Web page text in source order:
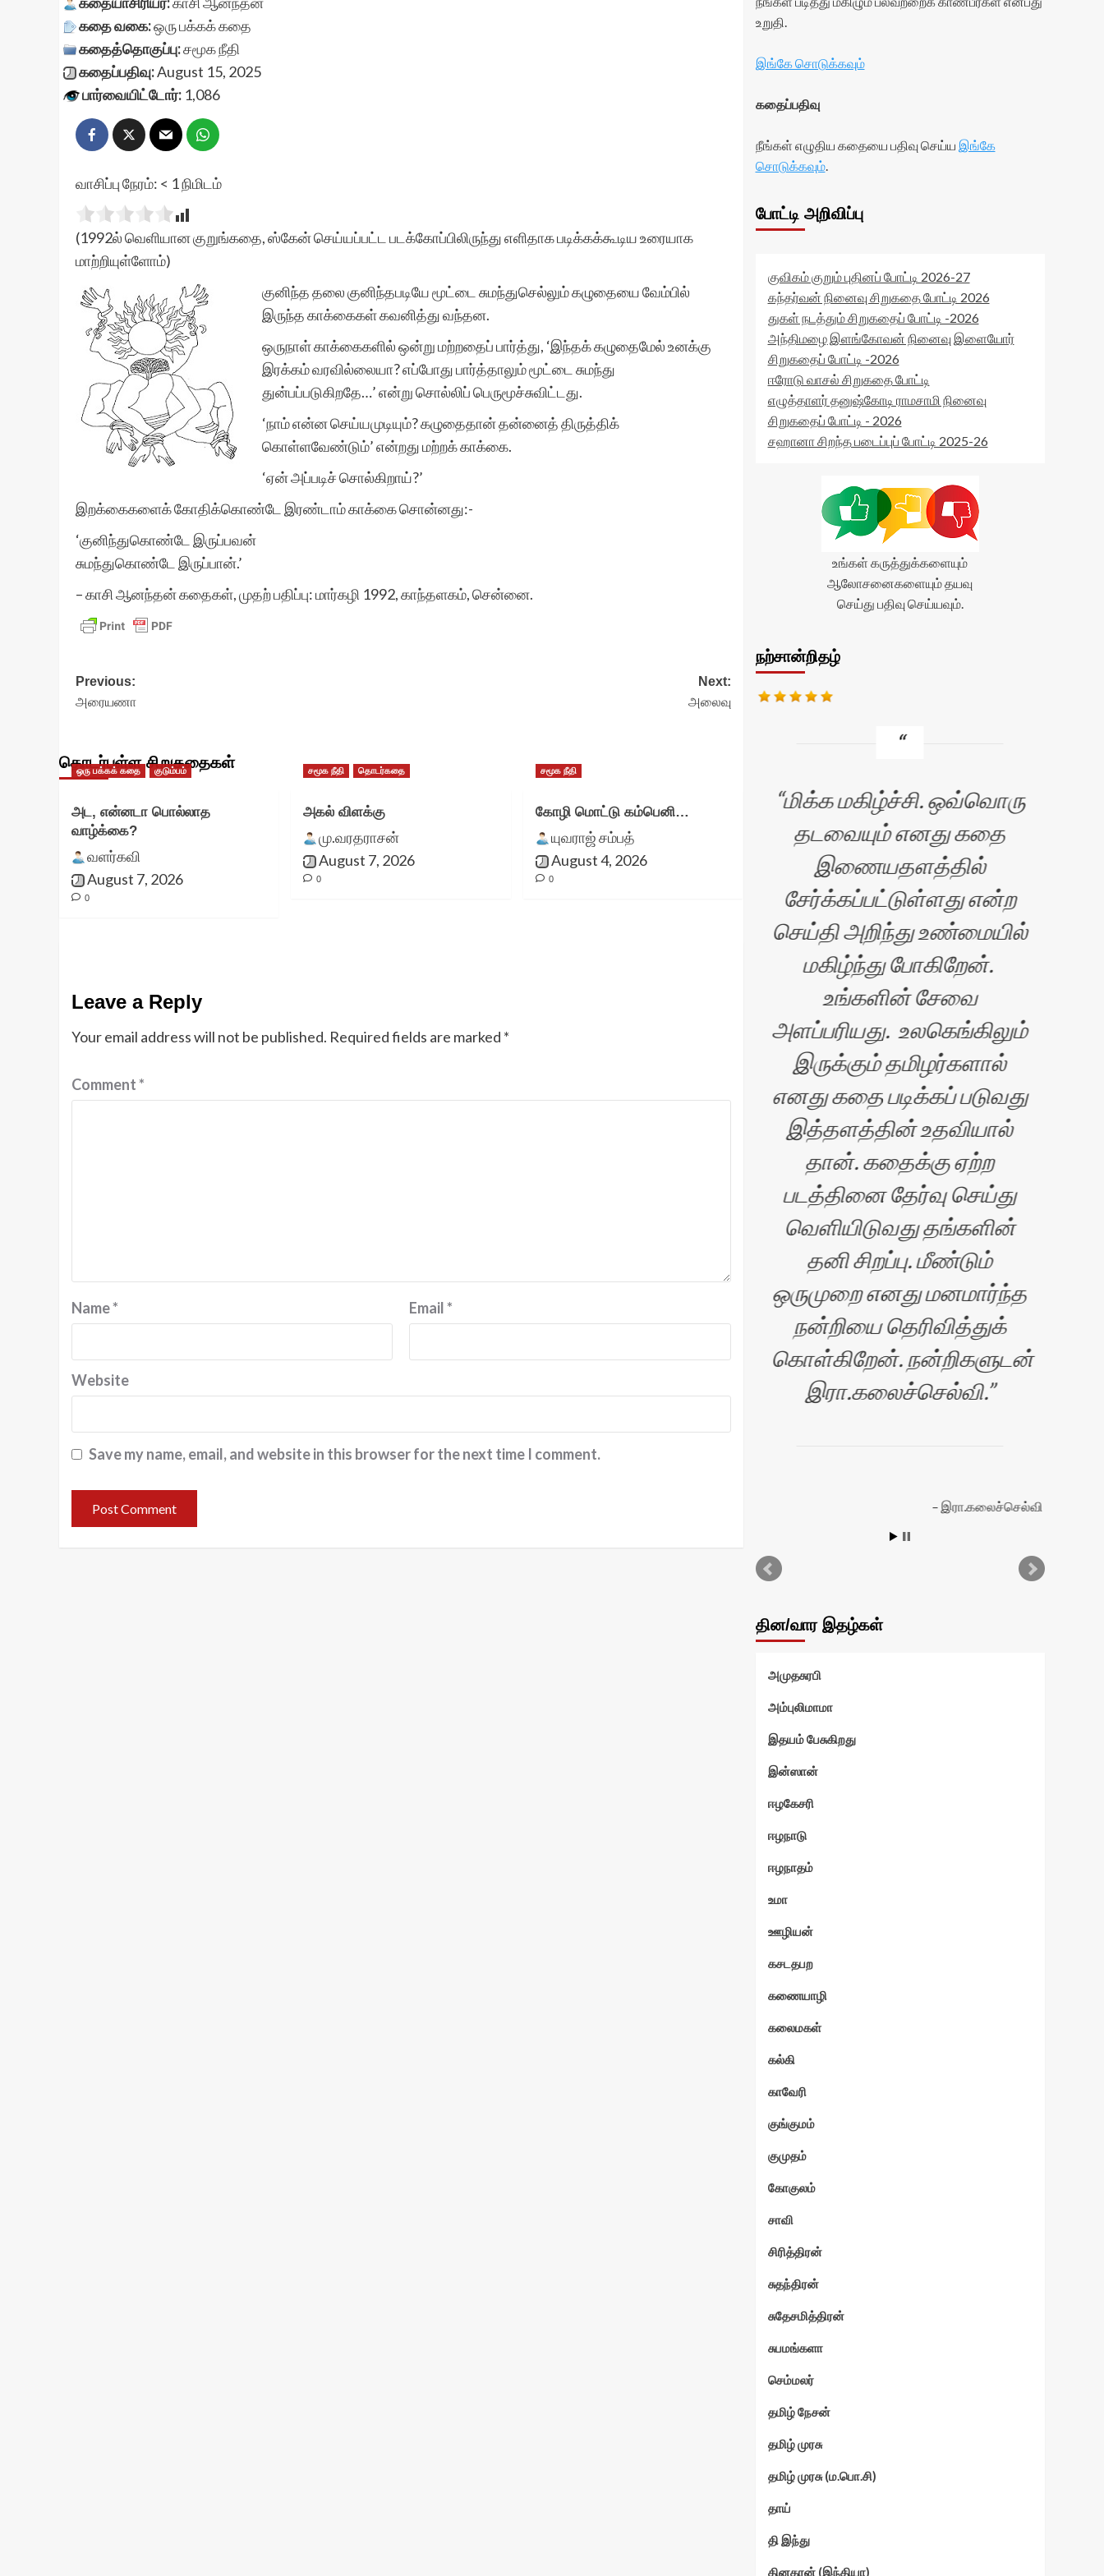
கதை வகை:ஒரு பக்கக் கதை
கதைத்தொகுப்பு:சமூக நீதி
கதைப்பதிவு:August 15, 2025
பார்வையிட்டோர்: 1,086
வாசிப்பு நேரம்: < 1நிமிடம்
(1992ல் வெளியான குறுங்கதை, ஸ்கேன் செய்யப்பட்ட படக்கோப்பிலிருந்து எளிதாக படிக்கக்கூடிய உரையாக
மாற்றியுள்ளோம்)
குனிந்த தலை குனிந்தபடியே மூட்டை சுமந்துசெல்லும் கழுதையை வேம்பில்
இருந்த காக்கைகள் கவனித்து வந்தன.
ஒருநாள் காக்கைகளில் ஒன்று மற்றதைப் பார்த்து, ‘இந்தக் கழுதைமேல் உனக்கு
இரக்கம் வரவில்லையா? எப்போது பார்த்தாலும் மூட்டை சுமந்து
துன்பப்படுகிறதே…’ என்று சொல்லிப் பெருமூச்சுவிட்டது.
‘நாம் என்ன செய்யமுடியும்? கழுதைதான் தன்னைத் திருத்திக்
கொள்ளவேண்டும்’ என்றது மற்றக் காக்கை.
‘ஏன் அப்படிச் சொல்கிறாய்?’
இறக்கைகளைக் கோதிக்கொண்டே இரண்டாம் காக்கை சொன்னது:-
‘குனிந்துகொண்டே இருப்பவன்
சுமந்துகொண்டே இருப்பான்.’
– காசி ஆனந்தன் கதைகள், முதற் பதிப்பு: மார்கழி 1992, காந்தளகம், சென்னை.
Post
navigation
Previous:
அரையணா
Next:
அலைவு
தொடர்புள்ள சிறுகதைகள்
ஒரு பக்கக் கதை குடும்பம்
அட, என்னடா பொல்லாத
வாழ்க்கை?
வளர்கவி
August 7, 2026
0
சமூக நீதி தொடர்கதை
அகல் விளக்கு
மு.வரதராசன்
August 7, 2026
0
சமூக நீதி
கோழி மொட்டு கம்பெனி…
யுவராஜ் சம்பத்
August 4, 2026
0
Leave a Reply
Your email address will not be published. Required fields are marked *
Comment*
Name* Email*
Website
Save my name, email, and website in this browser for the next time I comment.
உறுதி.
இங்கே சொடுக்கவும்
கதைப்பதிவு
நீங்கள் எழுதிய கதையை பதிவு செய்ய இங்கே
சொடுக்கவும்.
போட்டி அறிவிப்பு
குவிகம் குறும் புதினப் போட்டி 2026-27
கந்தர்வன் நினைவு சிறுகதை போட்டி 2026
துகள் நடத்தும் சிறுகதைப் போட்டி -2026
அந்திமழை இளங்கோவன் நினைவு இளையோர்
சிறுகதைப் போட்டி -2026
ஈரோடு வாசல் சிறுகதை போட்டி
எழுத்தாளர் தனுஷ்கோடி ராமசாமி நினைவு
சிறுகதைப் போட்டி - 2026
சஹானா சிறந்த படைப்புப் போட்டி 2025-26
உங்கள் கருத்துக்களையும்
ஆலோசனைகளையும் தயவு
செய்து பதிவு செய்யவும்.
நற்சான்றிதழ்
சிறுகதைகள் மிக
அருமையான தளமாக
உள்ளது. கமல்ஹாசனின்
மிக்க மகிழ்ச்சி. ஒவ்வொரு
தடவையும் எனது கதை
இணையதளத்தில்
சேர்க்கப்பட்டுள்ளது என்ற
செய்தி அறிந்து உண்மையில்
மகிழ்ந்து போகிறேன்.
உங்களின் சேவை
அளப்பரியது. உலகெங்கிலும்
இருக்கும் தமிழர்களால்
எனது கதை படிக்கப் படுவது
இத்தளத்தின் உதவியால்
தான். கதைக்கு ஏற்ற
படத்தினை தேர்வு செய்து
வெளியிடுவது தங்களின்
தனி சிறப்பு. மீண்டும்
ஒருமுறை எனது மனமார்ந்த
நன்றியை தெரிவித்துக்
கொள்கிறேன். நன்றிகளுடன்
இரா.கலைச்செல்வி.
இரா.கலைச்செல்வி
தின/வார இதழ்கள்
அமுதசுரபி
அம்புலிமாமா
இதயம் பேசுகிறது
இன்ஸான்
ஈழகேசரி
ஈழநாடு
ஈழநாதம்
உமா
ஊழியன்
கசடதபற
கணையாழி
கலைமகள்
கல்கி
காவேரி
குங்குமம்
குமுதம்
கோகுலம்
சாவி
சிரித்திரன்
சுதந்திரன்
சுதேசமித்திரன்
சுபமங்களா
செம்மலர்
தமிழ் நேசன்
தமிழ் முரசு
தமிழ் முரசு (ம.பொ.சி)
தாய்
தி இந்து
தினகரன் (இந்தியா)